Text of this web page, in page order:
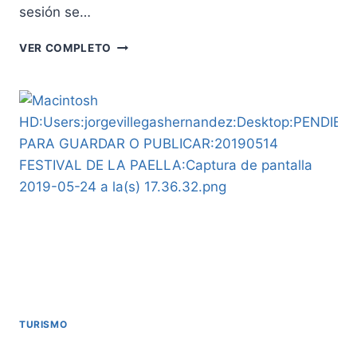
sesión se…
VER COMPLETO TAMAULIPAS
ORDINARIA
DE
ASETUR
ENSENADA,
TURISMO